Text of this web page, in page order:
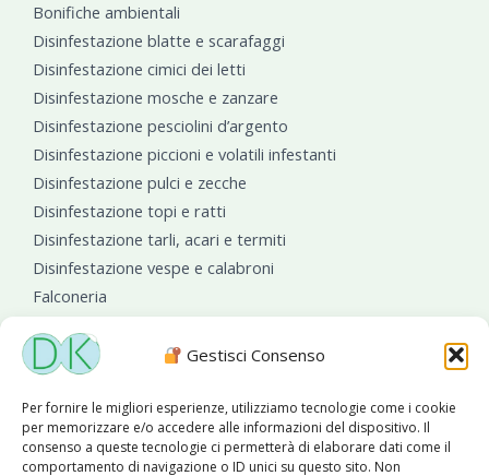
Gestisci Consenso
Per fornire le migliori esperienze, utilizziamo tecnologie come i cookie
per memorizzare e/o accedere alle informazioni del dispositivo. Il
consenso a queste tecnologie ci permetterà di elaborare dati come il
comportamento di navigazione o ID unici su questo sito. Non
Bonifiche ambientali
Disinfestazione blatte e scarafaggi
Disinfestazione cimici dei letti
Disinfestazione mosche e zanzare
Disinfestazione pesciolini d’argento
Disinfestazione piccioni e volatili infestanti
Disinfestazione pulci e zecche
Disinfestazione topi e ratti
Disinfestazione tarli, acari e termiti
Disinfestazione vespe e calabroni
Falconeria